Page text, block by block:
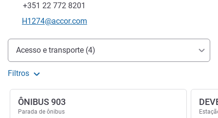
Fax
+351 22 772 8201
E-mail de contato
H1274@accor.com
Acesso e transporte
Acesso e transporte (4)
Filtros
ÔNIBUS 903
Parada de ônibus